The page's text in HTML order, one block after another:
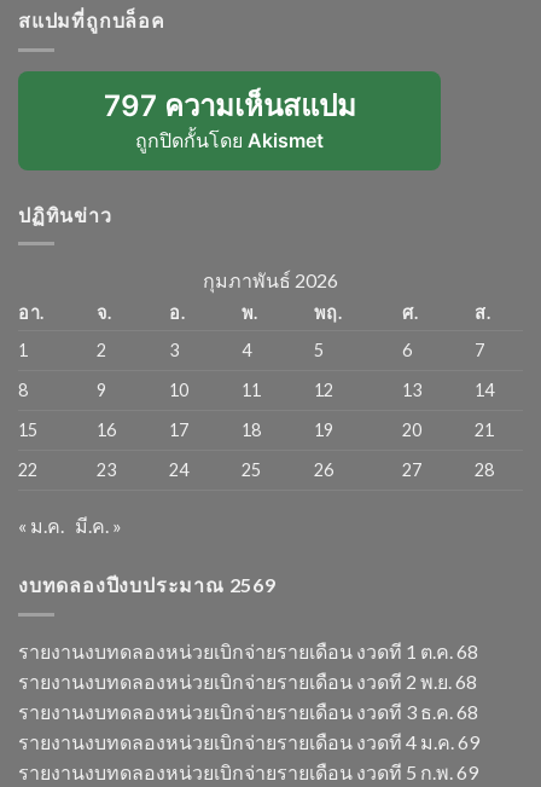
สแปมที่ถูกบล็อค
797 ความเห็นสแปม
ถูกปิดกั้นโดย Akismet
ปฏิทินข่าว
กุมภาพันธ์ 2026
อา. จ. อ. พ. พฤ. ศ.
ส.
1
2 3 4 5 6
7
8
9 10 11 12 13
14
15
16 17 18 19 20
21
22
23 24 25 26 27 28
« ม.ค. มี.ค. »
งบทดลองปีงบประมาณ 2569
รายงานงบทดลองหน่วยเบิกจ่ายรายเดือน งวดที 1 ต.ค. 68
รายงานงบทดลองหน่วยเบิกจ่ายรายเดือน งวดที 2 พ.ย. 68
รายงานงบทดลองหน่วยเบิกจ่ายรายเดือน งวดที 3 ธ.ค. 68
รายงานงบทดลองหน่วยเบิกจ่ายรายเดือน งวดที 4 ม.ค. 69
รายงานงบทดลองหน่วยเบิกจ่ายรายเดือน งวดที 5 ก.พ. 69